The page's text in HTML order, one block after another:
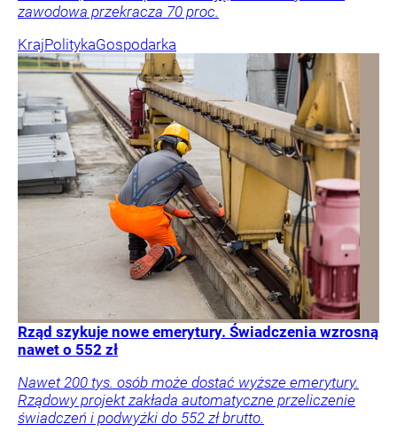
zawodowa przekracza 70 proc.
KrajPolitykaGospodarka
Rząd szykuje nowe emerytury. Świadczenia wzrosną
nawet o 552 zł
Nawet 200 tys. osób może dostać wyższe emerytury.
Rządowy projekt zakłada automatyczne przeliczenie
świadczeń i podwyżki do 552 zł brutto.